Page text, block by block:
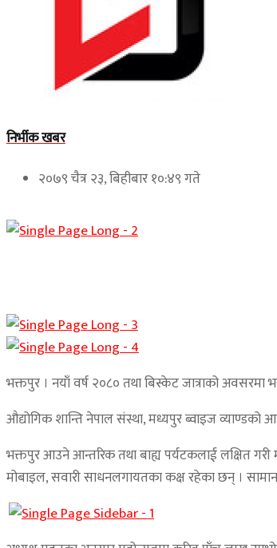
निर्भीक खबर
२०७९ चैत्र २३, बिहीबार १०:४९ गते
भक्तपुर । नयाँ वर्ष २०८० तथा बिस्केट जात्राको
औद्योगिक शान्ति नेपाल संस्था, मध्यपुर ब्वाइज
भक्तपुर आउने आन्तरिक तथा बाह्य पर्यटकलाई लक्षित गरी
मोबाइल, सवारी साधनलगायतका कक्ष रहेका छन् ।